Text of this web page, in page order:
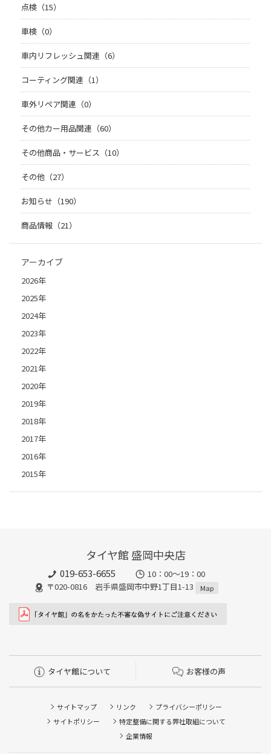
点検（15）
車検（0）
車内リフレッシュ関連（6）
コーティング関連（1）
車外リペア関連（0）
その他カー用品関連（60）
その他商品・サービス（10）
その他（27）
お知らせ（190）
商品情報（21）
アーカイブ
2026年
2025年
2024年
2023年
2022年
2021年
2020年
2019年
2018年
2017年
2016年
2015年
タイヤ館 盛岡中央店
019-653-6655
10：00～19：00
〒020-0816 岩手県盛岡市中野1丁目1-13
Map
タイヤ館について お客様の声
サイトマップ リンク
プライバシーポリシー
サイトポリシー
特定整備に関する弊社取組について
企業情報